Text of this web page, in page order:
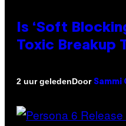
Is ‘Soft
Toxic Breakup
2 uur geledenDoor Sammi